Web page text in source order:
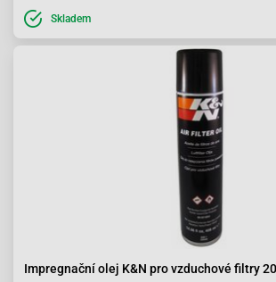
Skladem
Impregnační olej K&N pro vzduchové filtry